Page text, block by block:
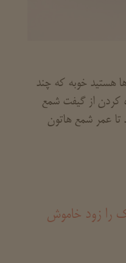
هستید خوبه که چند
کردن از گیفت شمع
عمر شمع هاتون
را زود خاموش